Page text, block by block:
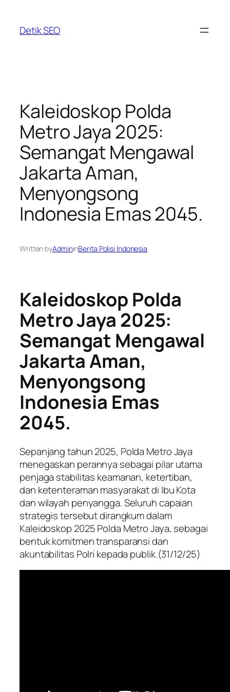
content
Detik SEO
Kaleidoskop Polda
Metro Jaya 2025:
Semangat Mengawal
Jakarta Aman,
Menyongsong
Indonesia Emas 2045.
Written byAdmininBerita Polisi Indonesia
Kaleidoskop Polda
Metro Jaya 2025:
Semangat Mengawal
Jakarta Aman,
Menyongsong
Indonesia Emas
2045.
Sepanjang tahun 2025, Polda Metro Jaya
menegaskan perannya sebagai pilar utama
penjaga stabilitas keamanan, ketertiban,
dan ketenteraman masyarakat di Ibu Kota
dan wilayah penyangga. Seluruh capaian
strategis tersebut dirangkum dalam
Kaleidoskop 2025 Polda Metro Jaya, sebagai
bentuk komitmen transparansi dan
akuntabilitas Polri kepada publik.(31/12/25)